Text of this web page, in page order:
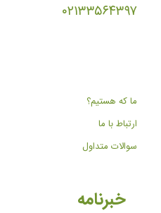
۰۲۱۳۳۵۶۴۳۹۷
ما که هستیم؟
ارتباط با ما
سوالات متداول
خبرنامه